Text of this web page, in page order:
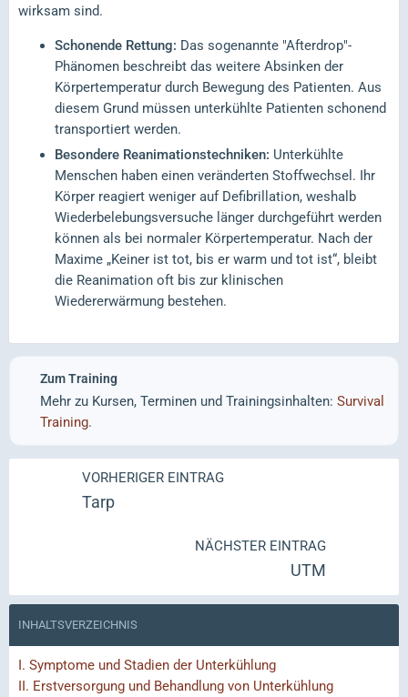
wirksam sind.
Schonende Rettung: Das sogenannte "Afterdrop"-
Phänomen beschreibt das weitere Absinken der
Körpertemperatur durch Bewegung des Patienten. Aus
diesem Grund müssen unterkühlte Patienten schonend
transportiert werden.
Besondere Reanimationstechniken: Unterkühlte
Menschen haben einen veränderten Stoffwechsel. Ihr
Körper reagiert weniger auf Defibrillation, weshalb
Wiederbelebungsversuche länger durchgeführt werden
können als bei normaler Körpertemperatur. Nach der
Maxime „Keiner ist tot, bis er warm und tot ist“, bleibt
die Reanimation oft bis zur klinischen
Wiedererwärmung bestehen.
Zum Training
Mehr zu Kursen, Terminen und Trainingsinhalten: Survival
Training.
VORHERIGER EINTRAG
Tarp
NÄCHSTER EINTRAG
UTM
INHALTSVERZEICHNIS
I. Symptome und Stadien der Unterkühlung
II. Erstversorgung und Behandlung von Unterkühlung